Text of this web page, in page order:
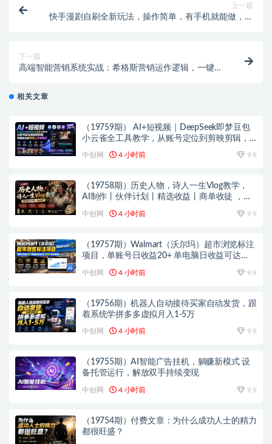
上一篇
快手漫剧自刷全新玩法，操作简单，有手机就能做，一
下一篇
高端智能营销系统实战：希格斯营销运作逻辑，一键产
相关文章
（19759期） AI+短视频｜DeepSeek即梦豆包
小云雀全工具教学，从账号定位到剪映剪辑，
中创网 4 小时前 9.9
（19758期）历史人物，诗人一生Vlog教学，
AI制作丨伙伴计划丨精选收益丨商单收徒 ，新
中创网 4 小时前 9.9
（19757期）Walmart（沃尔玛）超市浏览标注
项目，单账号日收益20+ 单电脑日收益可达
中创网 4 小时前 9.9
（19756期）机器人自动接待买家自动发货，跟
着系统学拼多多虚拟月入1-5万
中创网 4 小时前 9.9
（19755期）AI智能广告挂机，躺赚新模式 设
备托管运行，解放双手持续变现
中创网 4 小时前 9.9
（19754期）付费文章：为什么成功人士的精力
都很旺盛？